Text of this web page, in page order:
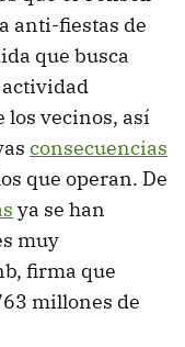
anti-fiestas de
que busca
los vecinos, así
consecuencias
que operan. De
ya se han
muy
firma que
millones de